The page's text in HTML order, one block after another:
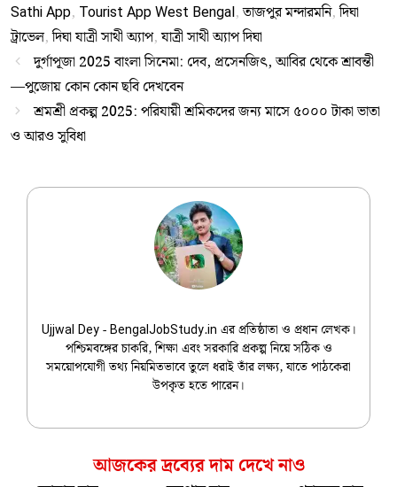
Sathi App, Tourist App West Bengal,তাজপুর মন্দারমনি,দিঘা
ট্রাভেল,দিঘা যাত্রী সাথী অ্যাপ,যাত্রী সাথী অ্যাপ দিঘা
দুর্গাপূজা 2025 বাংলা সিনেমা: দেব, প্রসেনজিৎ, আবির থেকে শ্রাবন্তী
—পুজোয় কোন কোন ছবি দেখবেন
শ্রমশ্রী প্রকল্প 2025: পরিযায়ী শ্রমিকদের জন্য মাসে ৫০০০ টাকা ভাতা
ও আরও সুবিধা
Ujjwal Dey - BengalJobStudy.in এর প্রতিষ্ঠাতা ও প্রধান লেখক।
পশ্চিমবঙ্গের চাকরি, শিক্ষা এবং সরকারি প্রকল্প নিয়ে সঠিক ও
সময়োপযোগী তথ্য নিয়মিতভাবে তুলে ধরাই তাঁর লক্ষ্য, যাতে পাঠকেরা
উপকৃত হতে পারেন।
আজকের দ্রব্যের দাম দেখে নাও